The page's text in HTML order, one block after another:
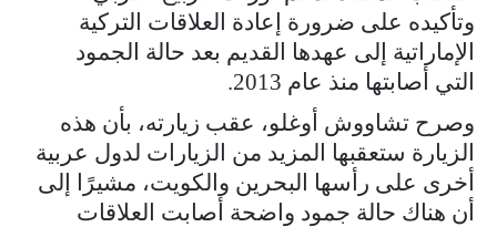
وتأكيده على ضرورة إعادة العلاقات التركية
الإماراتية إلى عهدها القديم بعد حالة الجمود
التي أصابتها منذ عام 2013.
وصرح تشاووش أوغلو، عقب زيارته، بأن هذه
الزيارة ستعقبها المزيد من الزيارات لدول عربية
أخرى على رأسها البحرين والكويت، مشيرًا إلى
أن هناك حالة جمود واضحة أصابت العلاقات